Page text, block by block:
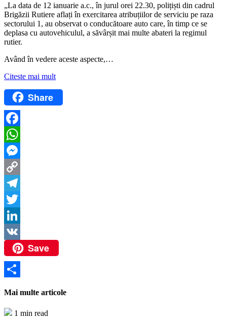
„La data de 12 ianuarie a.c., în jurul orei 22.30, polițiști din cadrul
Brigăzii Rutiere aflați în exercitarea atribuțiilor de serviciu pe raza
sectorului 1, au observat o conducătoare auto care, în timp ce se
deplasa cu autovehiculul, a săvârșit mai multe abateri la regimul
rutier.
Având în vedere aceste aspecte,…
Citeste mai mult
Share
Facebook
WhatsApp
Messenger
Copy
Link
Telegram
Twitter
LinkedIn
VK
Save
Mai multe articole
1 min read